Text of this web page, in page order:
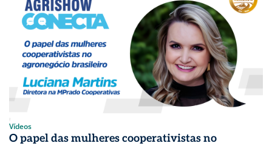
Vídeos
O papel das mulheres cooperativistas no